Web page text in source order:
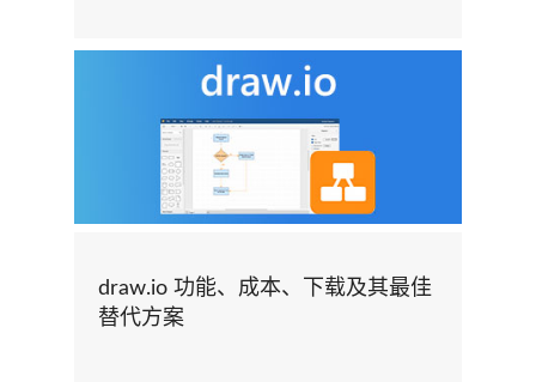
draw.io 功能、成本、下载及其最佳
替代方案